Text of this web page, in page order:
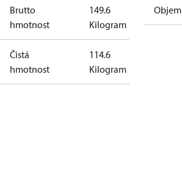
Brutto
hmotnost
149.6
Kilogram
Čistá
hmotnost
114.6
Kilogram
Objem